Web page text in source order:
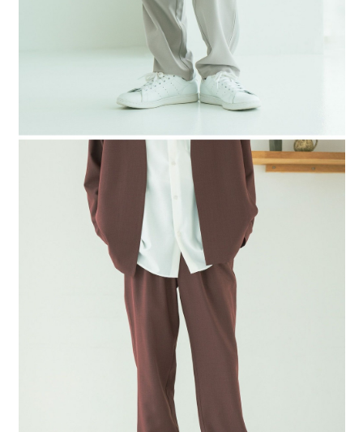
權轉讓予恩沛科技股份有限公司。
２．關於個人資料處理事宜，請瀏覽以下網址：
https://aftee.tw/terms/#terms3
３．未成年的使用者請事先徵得法定代理人或監護人之同意方可使用
「AFTEE先享後付」，若未經同意申辦者引起之損失，本公司不負相關責
４．使用「AFTEE先享後付」時，將依據個別帳號之用戶狀況，依本公司即
時審查核予不同之上限額度；若仍有額度不足之情形，本公司將視審查結果
請求用戶進行身份認證。
恩沛科技股份有限公司將有權停止該用戶之使用額度並採取法律行動。